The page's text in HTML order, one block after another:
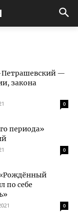
—
закона
0
периода»
0
по себе
0